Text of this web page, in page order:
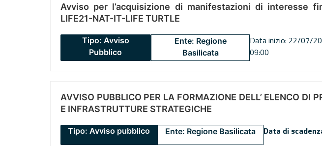
Avviso per l’acquisizione di manifestazioni di interesse
LIFE21-NAT-IT-LIFE TURTLE
Tipo: Avviso
Pubblico
Ente: Regione
Basilicata
Data inizio: 22/07/
09:00
AVVISO PUBBLICO PER LA FORMAZIONE DELL’ ELENCO DI
E INFRASTRUTTURE STRATEGICHE
Tipo: Avviso pubblico Ente: Regione Basilicata Data di